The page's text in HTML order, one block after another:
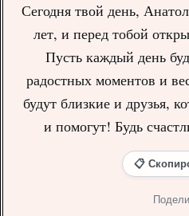
Сегодня твой день,
лет, и перед тобой
Пусть каждый день
радостных моментов и
будут близкие и друзья,
и помогут! Будь
📋